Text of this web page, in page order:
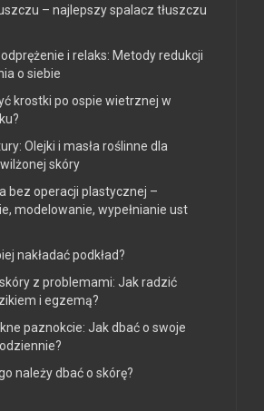
– najlepszy spalacz tłuszczu
i relaks: Metody redukcji
o siebie
krostki po ospie wietrznej w
Olejki i masła roślinne dla
skóry
bez operacji plastycznej –
modelowanie, wypełnianie ust
nakładać podkład?
z problemami: Jak radzić
i egzemą?
paznokcie: Jak dbać o swoje
należy dbać o skórę?